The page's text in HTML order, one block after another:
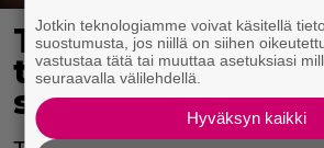
Tässä
saadaan eniten
Jotkin teknologiamme voivat käsitellä
suostumusta, jos niillä on siihen
vastustaa tätä tai muuttaa asetuksiasi
seuraavalla välilehdellä.
Hyväksyn kaikki